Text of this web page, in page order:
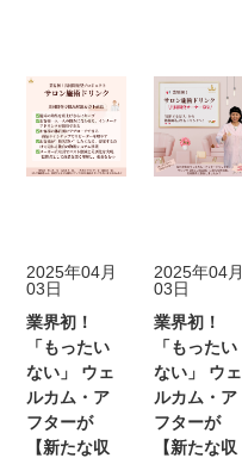
2025年04月
03日
業界初！
「もったい
ない」 ウェ
ルカム・ア
フターが
【新たな収
2025年04月
03日
業界初！
「もったい
ない」 ウェ
ルカム・ア
フターが
【新たな収